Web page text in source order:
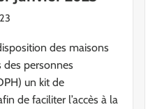
des maisons
personnes
un kit de
de faciliter l’accès à la